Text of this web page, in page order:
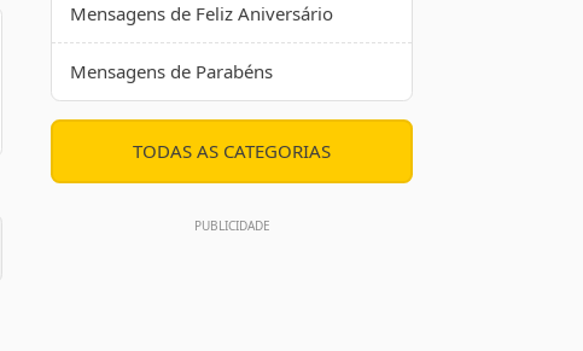
Mensagens de Feliz Aniversário
Mensagens de Parabéns
TODAS AS CATEGORIAS